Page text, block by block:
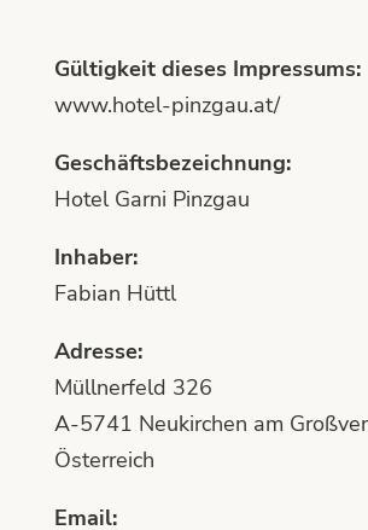
Gültigkeit dieses Impressums:
www.hotel-pinzgau.at/
Geschäftsbezeichnung:
Hotel Garni Pinzgau
Inhaber:
Fabian Hüttl
Adresse:
Müllnerfeld 326
A-5741 Neukirchen am
Österreich
Email: